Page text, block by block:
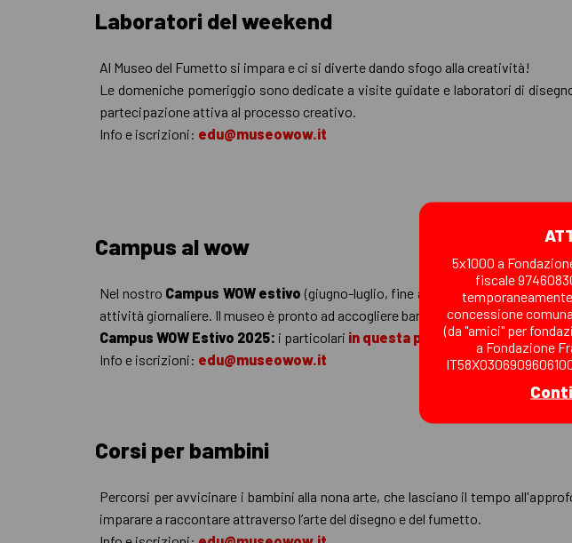
Laboratori del weekend
Al Museo del Fumetto si impara e ci si diverte dando sfogo alla creatività!
Le domeniche pomeriggio sono dedicate a visite guidate e laboratori di
partecipazione attiva al processo creativo.
Info e iscrizioni: edu@museowow.it
Campus al wow
Nel nostro Campus WOW estivo (giugno-luglio, fine agosto e inizio
attività giornaliere. Il museo è pronto ad accogliere bambini e ragazzitra i 7 e i
Campus WOW Estivo 2025: i particolari in questa pagina.
Info e iscrizioni: edu@museowow.it
Corsi per bambini
Percorsi per avvicinare i bambini alla nona arte, che lasciano il tempo
imparare a raccontare attraverso l’arte del disegno e del fumetto.
5x1000 a
fiscale
temporaneamente
concessione
(da "amici" per
a Fondazione